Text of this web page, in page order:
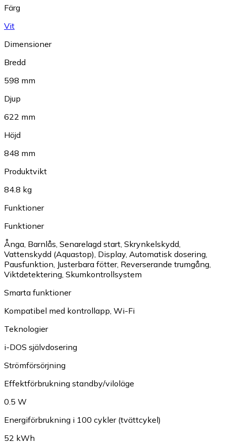
Färg
Vit
Dimensioner
Bredd
598 mm
Djup
622 mm
Höjd
848 mm
Produktvikt
84.8 kg
Funktioner
Funktioner
Ånga, Barnlås, Senarelagd start, Skrynkelskydd,
Vattenskydd (Aquastop), Display, Automatisk dosering,
Pausfunktion, Justerbara fötter, Reverserande trumgång,
Viktdetektering, Skumkontrollsystem
Smarta funktioner
Kompatibel med kontrollapp, Wi-Fi
Teknologier
i-DOS självdosering
Strömförsörjning
Effektförbrukning standby/viloläge
0.5 W
Energiförbrukning i 100 cykler (tvättcykel)
52 kWh